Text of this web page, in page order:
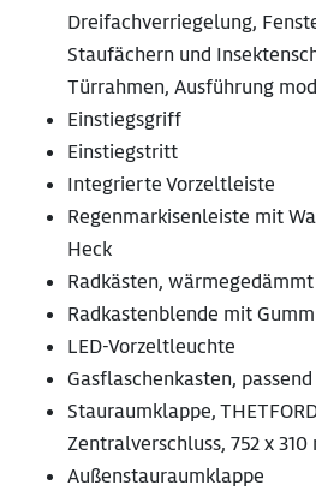
Dreifachverriegelung,
Staufächern und
Türrahmen, Ausführung
Einstiegsgriff
Einstiegstritt
Integrierte Vorzeltleiste
Regenmarkisenleiste mit
Heck
Radkästen, wärmegedämmt
Radkastenblende mit
LED-Vorzeltleuchte
Gasflaschenkasten,
Stauraumklappe,
Zentralverschluss, 752 x
Außenstauraumklappe